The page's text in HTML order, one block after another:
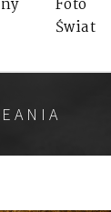
Foto
Świat